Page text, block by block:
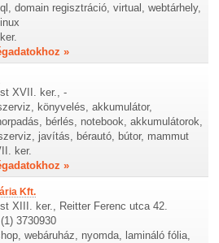
domain regisztráció, virtual, webtárhely,
»
XVII. ker., -
könyvelés, akkumulátor,
bérlés, notebook, akkumulátorok,
javítás, bérautó, bútor, mammut
ker.
»
Kft.
XIII. ker., Reitter Ferenc utca 42.
3730930
webáruház, nyomda, lamináló fólia,